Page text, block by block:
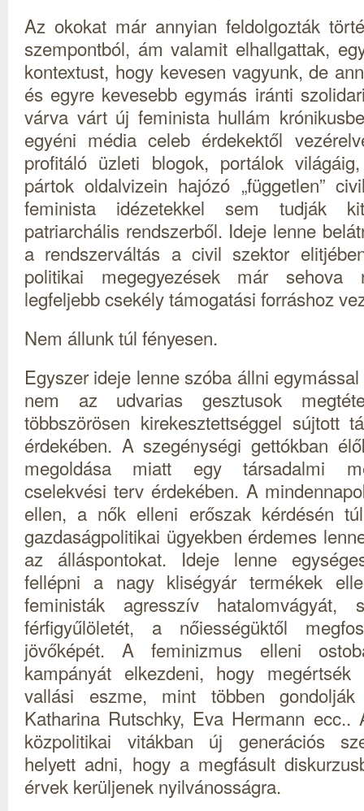
Az okokat már annyian feldolgozták
szempontból, ám valamit elhallgattak,
kontextust, hogy kevesen vagyunk, de
és egyre kevesebb egymás iránti
várva várt új feminista hullám
egyéni média celeb érdekektől
profitáló üzleti blogok, portálok
pártok oldalvizein hajózó „független”
feminista idézetekkel sem tudják
patriarchális rendszerből. Ideje lenne
a rendszerváltás a civil szektor
politikai megegyezések már sehova
legfeljebb csekély támogatási forráshoz
Nem állunk túl fényesen.
Egyszer ideje lenne szóba állni
nem az udvarias gesztusok
többszörösen kirekesztettséggel sújtott
érdekében. A szegénységi gettókban
megoldása miatt egy társadalmi
cselekvési terv érdekében. A
ellen, a nők elleni erőszak kérdésén
gazdaságpolitikai ügyekben érdemes
az álláspontokat. Ideje lenne
fellépni a nagy kliségyár termékek
feministák agresszív hatalomvágyát,
férfigyűlöletét, a nőiességüktől
jövőképét. A feminizmus elleni
kampányát elkezdeni, hogy
vallási eszme, mint többen
Katharina Rutschky, Eva Hermann ecc..
közpolitikai vitákban új generációs
helyett adni, hogy a megfásult
érvek kerüljenek nyilvánosságra.